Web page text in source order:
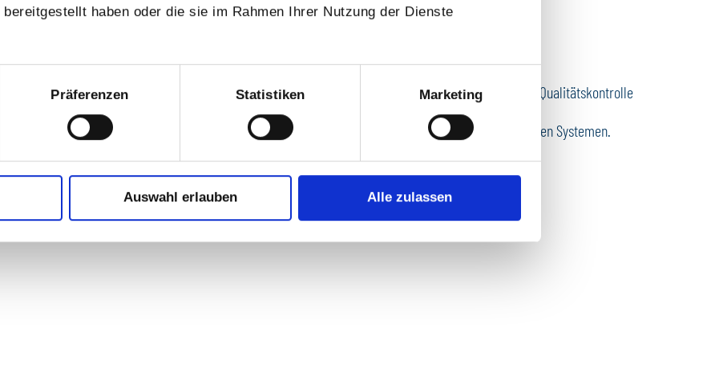
haben oder die sie im Rahmen Ihrer Nutzung der Dienste
Präferenzen Statistiken Marketing
Auswahl erlauben Alle zulassen
oder Anlagen auch von uns in Betrieb genommen und einer notwendigen Funktions- und Qualitätskontrolle
Fachpersonal stehen moderne Montageplätze inklusive mechanischer
Baugruppen - mechanische, hydraulische, pneumatische, elektrische bis hin zu kombinierten Systemen.